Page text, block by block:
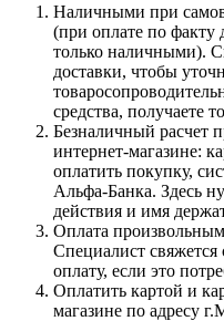
Наличными при
(при оплате по факту
только наличными).
доставки, чтобы
средства, получаете
Безналичный расчет
интернет-магазине:
оплатить покупку,
Альфа-Банка. Здесь
действия и имя
Оплата
Специалист
оплату, если это
Оплатить картой и
магазине по адресу